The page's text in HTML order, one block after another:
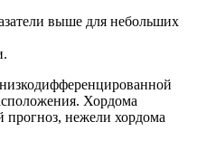
выше для небольших
Хордома
нежели хордома